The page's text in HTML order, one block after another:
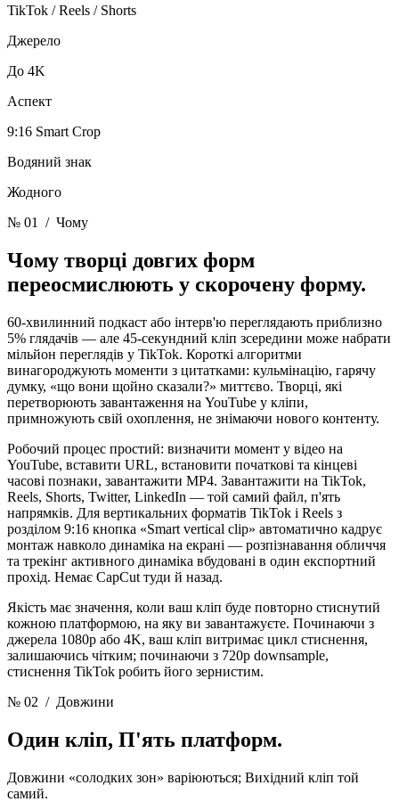
TikTok / Reels / Shorts
Джерело
До 4K
Аспект
9:16 Smart Crop
Водяний знак
Жодного
№ 01
/ Чому
Чому творці довгих форм
переосмислюють у скорочену форму.
60-хвилинний подкаст або інтерв'ю переглядають приблизно
5% глядачів — але 45-секундний кліп зсередини може набрати
мільйон переглядів у TikTok. Короткі алгоритми
винагороджують моменти з цитатками: кульмінацію, гарячу
думку, «що вони щойно сказали?» миттєво. Творці, які
перетворюють завантаження на YouTube у кліпи,
примножують свій охоплення, не знімаючи нового контенту.
Робочий процес простий: визначити момент у відео на
YouTube, вставити URL, встановити початкові та кінцеві
часові познаки, завантажити MP4. Завантажити на TikTok,
Reels, Shorts, Twitter, LinkedIn — той самий файл, п'ять
напрямків. Для вертикальних форматів TikTok і Reels з
розділом 9:16 кнопка «Smart vertical clip» автоматично кадрує
монтаж навколо динаміка на екрані — розпізнавання обличчя
та трекінг активного динаміка вбудовані в один експортний
прохід. Немає CapCut туди й назад.
Якість має значення, коли ваш кліп буде повторно стиснутий
кожною платформою, на яку ви завантажуєте. Починаючи з
джерела 1080p або 4K, ваш кліп витримає цикл стиснення,
залишаючись чітким; починаючи з 720p downsample,
стиснення TikTok робить його зернистим.
№ 02 / Довжини
Один кліп, П'ять платформ.
Довжини «солодких зон» варіюються; Вихідний кліп той
самий.